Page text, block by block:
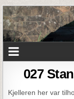
027
Kjelleren her var